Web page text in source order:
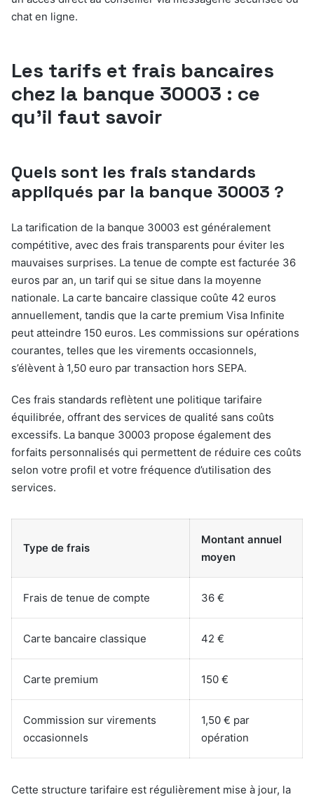
chat en ligne.
Les tarifs et frais bancaires
chez la banque 30003 : ce
qu’il faut savoir
Quels sont les frais standards
appliqués par la banque 30003 ?
La tarification de la banque 30003 est généralement
compétitive, avec des frais transparents pour éviter les
mauvaises surprises. La tenue de compte est facturée 36
euros par an, un tarif qui se situe dans la moyenne
nationale. La carte bancaire classique coûte 42 euros
annuellement, tandis que la carte premium Visa Infinite
peut atteindre 150 euros. Les commissions sur opérations
courantes, telles que les virements occasionnels,
s’élèvent à 1,50 euro par transaction hors SEPA.
Ces frais standards reflètent une politique tarifaire
équilibrée, offrant des services de qualité sans coûts
excessifs. La banque 30003 propose également des
forfaits personnalisés qui permettent de réduire ces coûts
selon votre profil et votre fréquence d’utilisation des
services.
Type de frais
Montant annuel
moyen
Frais de tenue de compte 36 €
Carte bancaire classique 42 €
Carte premium 150 €
Commission sur virements
occasionnels
1,50 € par
opération
Cette structure tarifaire est régulièrement mise à jour, la